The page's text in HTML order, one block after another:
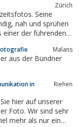
Zürich
Seine
einer der führenden
Malans
aus der Bündner
in
Riehen
mehr als nur ein